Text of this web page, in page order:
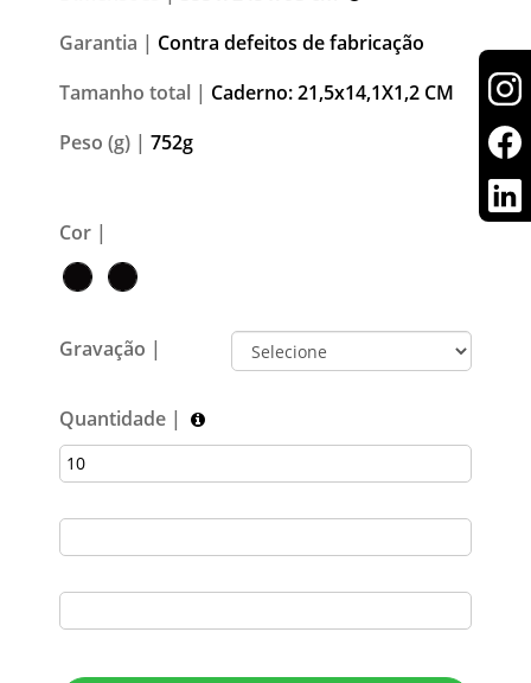
Garantia | Contra defeitos de fabricação
Tamanho total | Caderno: 21,5x14,1X1,2 CM
Peso (g) | 752g
Cor |
Gravação |
Quantidade |